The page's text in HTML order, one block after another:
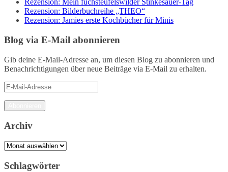
Rezension: Mein fuchsteufelswilder Stinkesauer-Tag
Rezension: Bilderbuchreihe „THEO“
Rezension: Jamies erste Kochbücher für Minis
Blog via E-Mail abonnieren
Gib deine E-Mail-Adresse an, um diesen Blog zu abonnieren und
Benachrichtigungen über neue Beiträge via E-Mail zu erhalten.
E-
Mail-
Adresse
Archiv
Archiv
Schlagwörter